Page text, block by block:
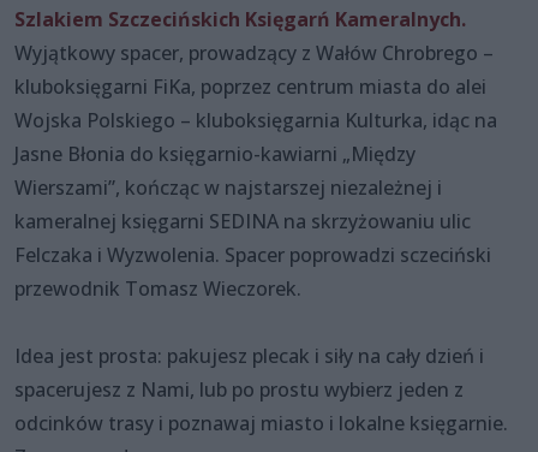
Szlakiem Szczecińskich Księgarń Kameralnych.
Wyjątkowy spacer, prowadzący z Wałów Chrobrego –
kluboksięgarni FiKa, poprzez centrum miasta do alei
Wojska Polskiego – kluboksięgarnia Kulturka, idąc na
Jasne Błonia do księgarnio-kawiarni „Między
Wierszami”, kończąc w najstarszej niezależnej i
kameralnej księgarni SEDINA na skrzyżowaniu ulic
Felczaka i Wyzwolenia. Spacer poprowadzi sczeciński
przewodnik Tomasz Wieczorek.
Idea jest prosta: pakujesz plecak i siły na cały dzień i
spacerujesz z Nami, lub po prostu wybierz jeden z
odcinków trasy i poznawaj miasto i lokalne księgarnie.